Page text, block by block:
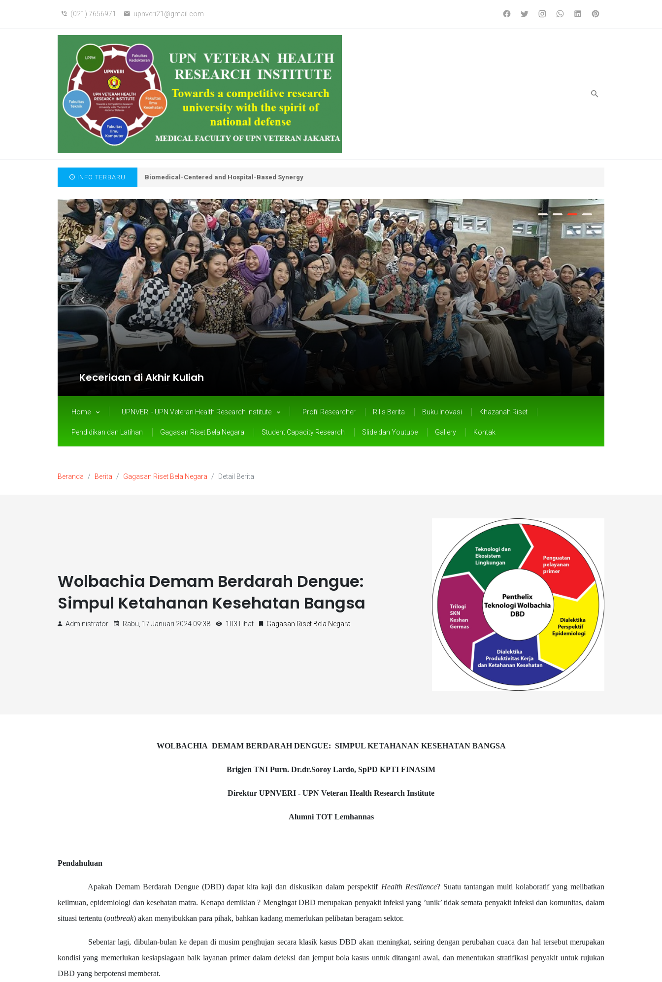
(021) 7656971 upnveri21@gmail.com
INFO TERBARU Biomedical-Centered and Hospital-Based Synergy
The Role of Local Wisdom in Managing Pandemics: A Public Health Perspective
Keceriaan di Akhir Kuliah
Home UPNVERI - UPN Veteran Health Research Institute Profil Researcher Rilis Berita Buku Inovasi Khazanah Riset
Pendidikan dan Latihan Gagasan Riset Bela Negara Student Capacity Research Slide dan Youtube Gallery Kontak
Beranda Berita Gagasan Riset Bela Negara Detail Berita
Wolbachia Demam Berdarah Dengue:
Simpul Ketahanan Kesehatan Bangsa
Administrator Rabu, 17 Januari 2024 09:38 103 Lihat Gagasan Riset Bela Negara
WOLBACHIA DEMAM BERDARAH DENGUE: SIMPUL KETAHANAN KESEHATAN BANGSA
Brigjen TNI Purn. Dr.dr.Soroy Lardo, SpPD KPTI FINASIM
Direktur UPNVERI - UPN Veteran Health Research Institute
Alumni TOT Lemhannas
Pendahuluan
Apakah Demam Berdarah Dengue (DBD) dapat kita kaji dan diskusikan dalam perspektif Health Resilience? Suatu tantangan multi kolaboratif yang melibatkan
keilmuan, epidemiologi dan kesehatan matra. Kenapa demikian ? Mengingat DBD merupakan penyakit infeksi yang ’unik’ tidak semata penyakit infeksi dan komunitas, dalam
situasi tertentu (outbreak) akan menyibukkan para pihak, bahkan kadang memerlukan pelibatan beragam sektor.
Sebentar lagi, dibulan-bulan ke depan di musim penghujan secara klasik kasus DBD akan meningkat, seiring dengan perubahan cuaca dan hal tersebut merupakan
kondisi yang memerlukan kesiapsiagaan baik layanan primer dalam deteksi dan jemput bola kasus untuk ditangani awal, dan menentukan stratifikasi penyakit untuk rujukan
DBD yang berpotensi memberat.